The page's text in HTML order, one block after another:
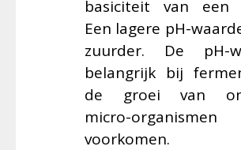
basiciteit van een
Een lagere pH-
zuurder. De pH-
belangrijk bij
de groei van
micro-
voorkomen.